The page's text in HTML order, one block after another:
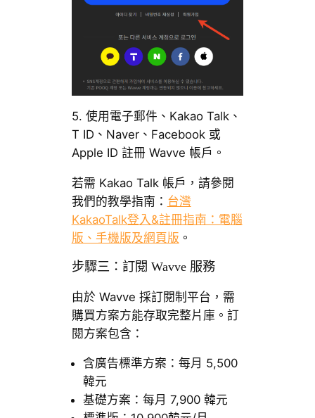
5. 使用電子郵件、Kakao Talk、
T ID、Naver、Facebook 或
Apple ID 註冊 Wavve 帳戶。
若需 Kakao Talk 帳戶，請參閱
我們的教學指南： 台灣
KakaoTalk登入&註冊指南：電腦
版、手機版及網頁版 。
步驟三：訂閱 Wavve 服務
由於 Wavve 採訂閱制平台，需
購買方案方能存取完整片庫。訂
閱方案包含：
含廣告標準方案：每月 5,500
韓元
基礎方案：每月 7,900 韓元